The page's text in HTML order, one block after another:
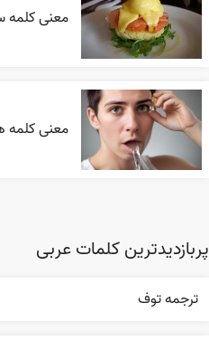
معنی
معنی کلمه
پربازدیدترین کلمات عربی
ترجمه توف